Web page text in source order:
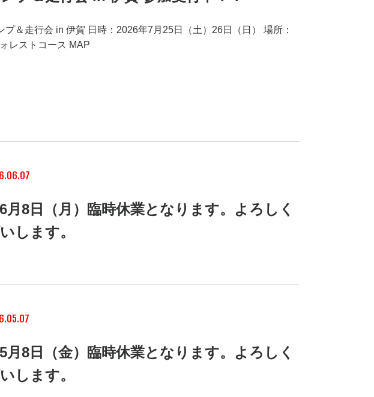
プ＆走行会 in 伊賀 日時：2026年7月25日（土）26日（日） 場所：
レストコース MAP
月8日（月）臨時休業となります。よろしく
します。
月8日（金）臨時休業となります。よろしく
します。